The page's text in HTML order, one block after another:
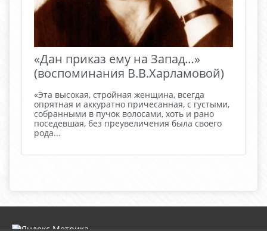
«Дан приказ ему на Запад…»
(воспоминания В.В.Харламовой)
«Эта высокая, стройная женщина, всегда
опрятная и аккуратно причесанная, с густыми,
собранными в пучок волосами, хоть и рано
поседевшая, без преувеличения была своего
рода...